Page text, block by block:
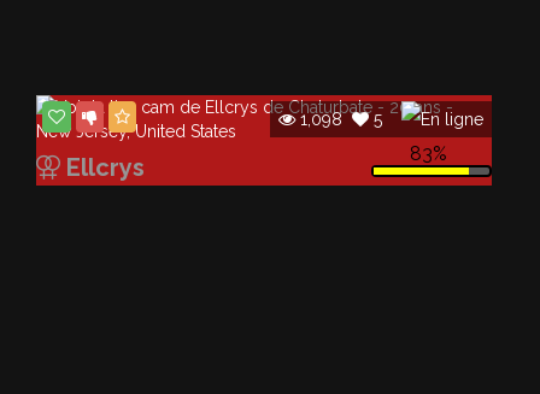
1,098 5
Ellcrys 83%